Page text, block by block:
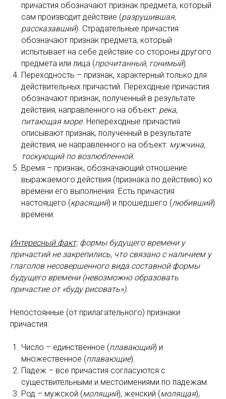
причастия обозначают признак предмета, который
сам производит действие (разрушившая,
рассказавший). Страдательные причастия
обозначают признак предмета, который
испытывает на себе действие со стороны другого
предмета или лица (прочитанный, гонимый).
Переходность – признак, характерный только для
действительных причастий. Переходные причастия
обозначают признак, полученный в результате
действия, направленного на объект: река,
питающая море. Непереходные причастия
описывают признак, полученный в результате
действия, не направленного на объект: мужчина,
тоскующий по возлюбленной.
Время – признак, обозначающий отношение
выражаемого действия (признака по действию) ко
времени его выполнения. Есть причастия
настоящего (красящий) и прошедшего (любивший)
времени.
Интересный факт: формы будущего времени у
причастий не закрепились, что связано с наличием у
глаголов несовершенного вида составной формы
будущего времени (невозможно образовать
причастие от «буду рисовать»).
Непостоянные (от прилагательного) признаки
причастия:
Число – единственное (плавающий) и
множественное (плавающие).
Падеж – все причастия согласуются с
существительными и местоимениями по падежам.
Род – мужской (молящий), женский (молящая),